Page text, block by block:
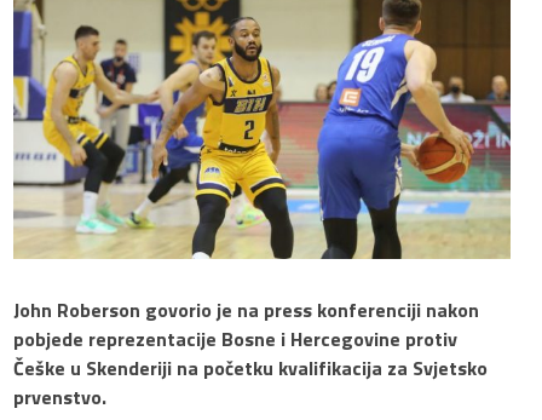
John Roberson govorio je na press konferenciji nakon
pobjede reprezentacije Bosne i Hercegovine protiv
Češke u Skenderiji na početku kvalifikacija za Svjetsko
prvenstvo.